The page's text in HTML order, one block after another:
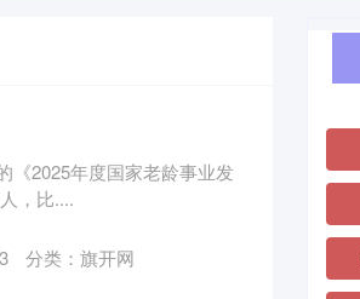
《2025年度国家老龄事业发
，比....
分类： 旗开网